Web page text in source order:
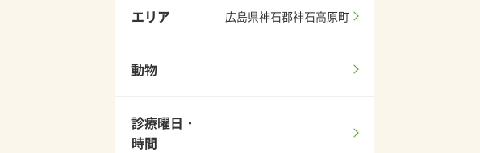
エリア 広島県神石郡神石高原町
動物
診療曜日・
時間